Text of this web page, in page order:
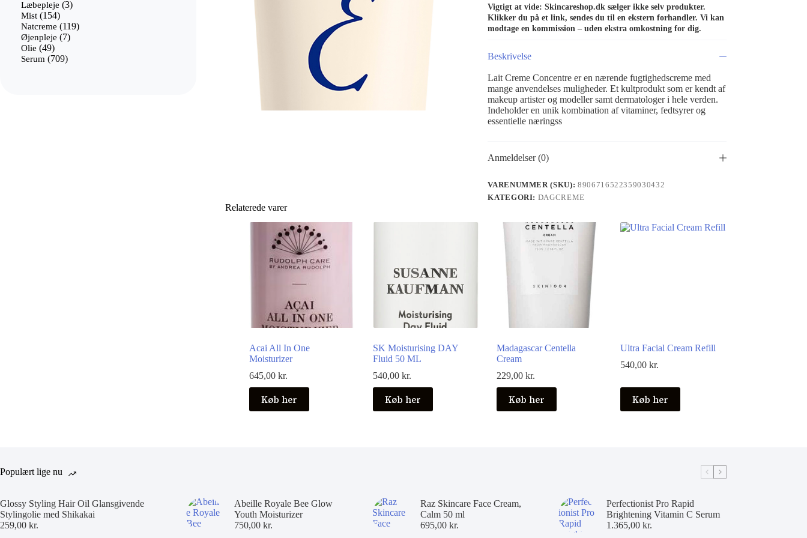
Vigtigt at vide: Skincareshop.dk sælger ikke selv produkter.
Klikker du på et link, sendes du til en ekstern forhandler. Vi kan
modtage en kommission – uden ekstra omkostning for dig.
Beskrivelse
Lait Creme Concentre er en nærende fugtighedscreme med
mange anvendelses muligheder. Et kultprodukt som er kendt af
makeup artister og modeller samt dermatologer i hele verden.
Indeholder en unik kombination af vitaminer, fedtsyrer og
essentielle næringss
Anmeldelser (0)
VARENUMMER (SKU): 8906716522359030432
KATEGORI: DAGCREME
Relaterede varer
Acai All In One
Moisturizer
645,00 kr.
Køb her
SK Moisturising DAY
Fluid 50 ML
540,00kr.
Køb her
Madagascar Centella
Cream
229,00kr.
Køb her
Ultra Facial Cream Refill
540,00kr.
Køb her
Læbepleje 33
Mist 154154
varer
Natcreme 119119
Øjenpleje 77
Olie 4949
varer
Serum 709709
Populært lige nu
Glossy Styling Hair Oil Glansgivende
Stylingolie med Shikakai
259,00 kr.
Abeille Royale Bee Glow
Youth Moisturizer
750,00 kr.
Raz Skincare Face Cream,
Calm 50 ml
695,00 kr.
Perfectionist Pro Rapid
Brightening Vitamin C Serum
1.365,00 kr.